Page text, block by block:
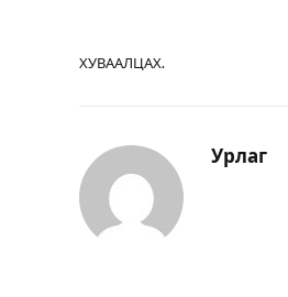
ХУВААЛЦАХ.
Урлаг